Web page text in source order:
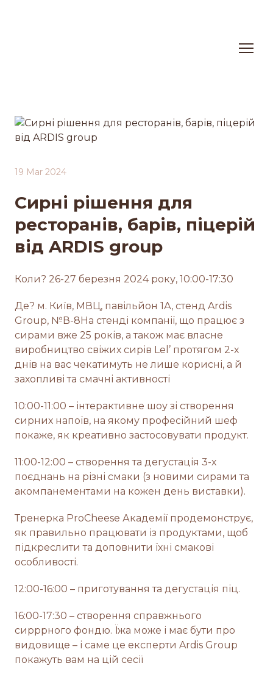
19 Mar 2024
Сирні рішення для
ресторанів, барів, піцерій
від ARDIS group
Коли? 26-27 березня 2024 року, 10:00-17:30
Де? м. Київ, МВЦ, павільйон 1А, стенд Ardis
Group, №В-8На стенді компанії, що працює з
сирами вже 25 років, а також має власне
виробництво свіжих сирів Lel’ протягом 2-х
днів на вас чекатимуть не лише корисні, а й
захопливі та смачні активності
10:00-11:00 – інтерактивне шоу зі створення
сирних напоїв, на якому професійний шеф
покаже, як креативно застосовувати продукт.
11:00-12:00 – створення та дегустація 3-х
поєднань на різні смаки (з новими сирами та
акомпанементами на кожен день виставки).
Тренерка ProCheese Академії продемонструє,
як правильно працювати із продуктами, щоб
підкреслити та доповнити їхні смакові
особливості.
12:00-16:00 – приготування та дегустація піц.
16:00-17:30 – створення справжнього
сирррного фондю. Їжа може і має бути про
видовище – і саме це експерти Ardis Group
покажуть вам на цій сесії